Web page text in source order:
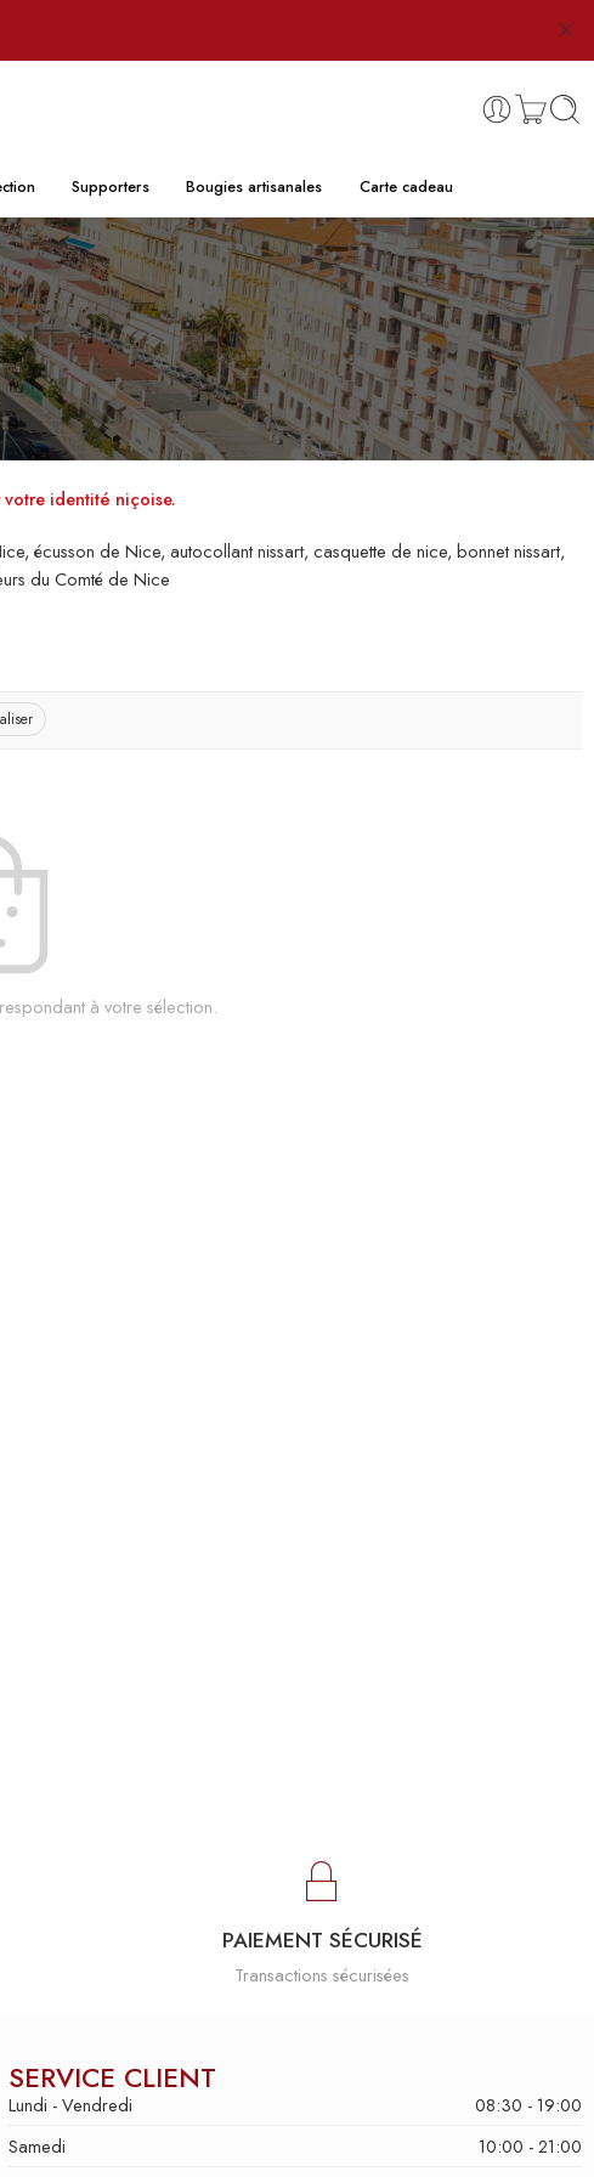
Supporters Bougies artisanales Carte cadeau
identité niçoise.
écusson de Nice, autocollant nissart, casquette de nice, bonnet nissart,
du Comté de Nice
à votre sélection.
PAIEMENT SÉCURISÉ
Transactions sécurisées
SERVICE CLIENT
Lundi - Vendredi
08:30 - 19:00
Samedi
10:00 - 21:00